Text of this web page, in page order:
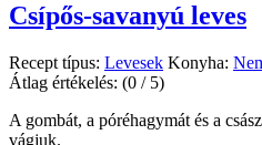
Csípős-savanyú leves
Recept típus: Levesek Konyha:
Átlag értékelés: (0 / 5)
A gombát, a póréhagymát és a
vágjuk.